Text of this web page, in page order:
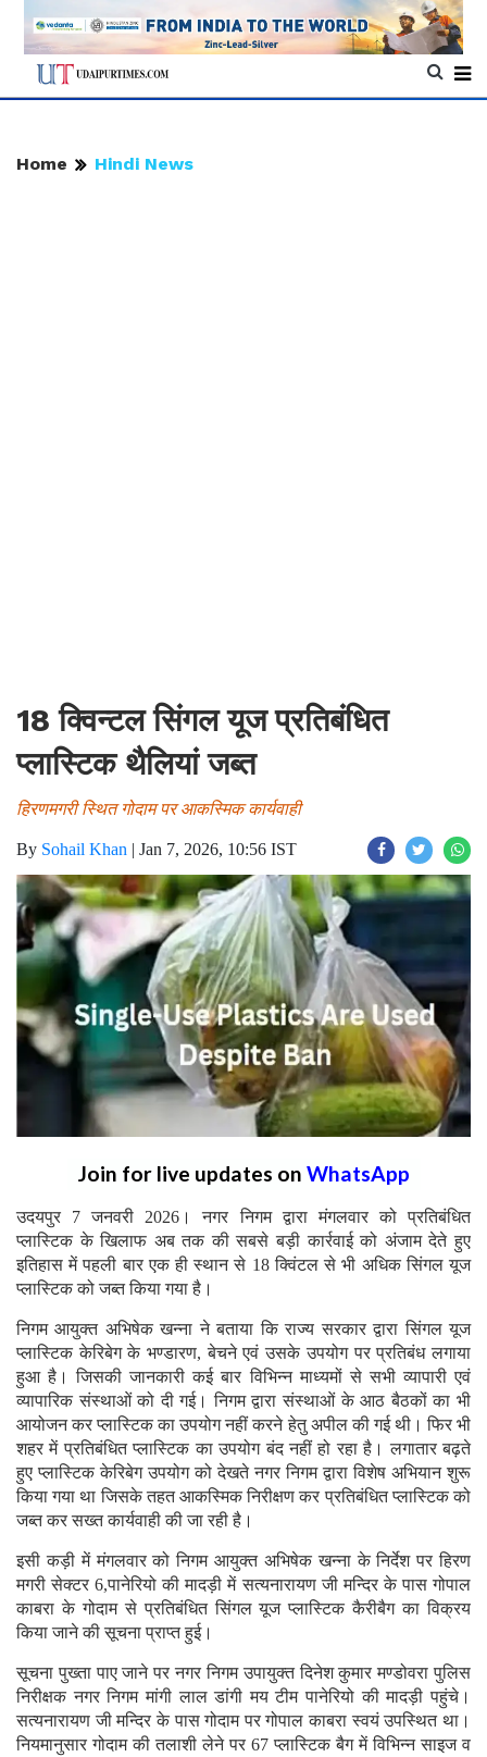
Home Hindi News
18 क्विन्टल सिंगल यूज प्रतिबंधित
प्लास्टिक थैलियां जब्त
हिरणमगरी स्थित गोदाम पर आकस्मिक कार्यवाही
By Sohail Khan | Jan 7, 2026, 10:56 IST
Join for live updates on WhatsApp
उदयपुर 7 जनवरी 2026। नगर निगम द्वारा मंगलवार को प्रतिबंधित
प्लास्टिक के खिलाफ अब तक की सबसे बड़ी कार्रवाई को अंजाम देते हुए
इतिहास में पहली बार एक ही स्थान से 18 क्विंटल से भी अधिक सिंगल यूज
प्लास्टिक को जब्त किया गया है।
निगम आयुक्त अभिषेक खन्ना ने बताया कि राज्य सरकार द्वारा सिंगल यूज
प्लास्टिक केरिबेग के भण्डारण, बेचने एवं उसके उपयोग पर प्रतिबंध लगाया
हुआ है। जिसकी जानकारी कई बार विभिन्न माध्यमों से सभी व्यापारी एवं
व्यापारिक संस्थाओं को दी गई। निगम द्वारा संस्थाओं के आठ बैठकों का भी
आयोजन कर प्लास्टिक का उपयोग नहीं करने हेतु अपील की गई थी। फिर भी
शहर में प्रतिबंधित प्लास्टिक का उपयोग बंद नहीं हो रहा है। लगातार बढ़ते
हुए प्लास्टिक केरिबेग उपयोग को देखते नगर निगम द्वारा विशेष अभियान शुरू
किया गया था जिसके तहत आकस्मिक निरीक्षण कर प्रतिबंधित प्लास्टिक को
जब्त कर सख्त कार्यवाही की जा रही है।
इसी कड़ी में मंगलवार को निगम आयुक्त अभिषेक खन्ना के निर्देश पर हिरण
मगरी सेक्टर 6,पानेरियो की मादड़ी में सत्यनारायण जी मन्दिर के पास गोपाल
काबरा के गोदाम से प्रतिबंधित सिंगल यूज प्लास्टिक कैरीबैग का विक्रय
किया जाने की सूचना प्राप्त हुई।
सूचना पुख्ता पाए जाने पर नगर निगम उपायुक्त दिनेश कुमार मण्डोवरा पुलिस
निरीक्षक नगर निगम मांगी लाल डांगी मय टीम पानेरियो की मादड़ी पहुंचे।
सत्यनारायण जी मन्दिर के पास गोदाम पर गोपाल काबरा स्वयं उपस्थित था।
नियमानुसार गोदाम की तलाशी लेने पर 67 प्लास्टिक बैग में विभिन्न साइज व